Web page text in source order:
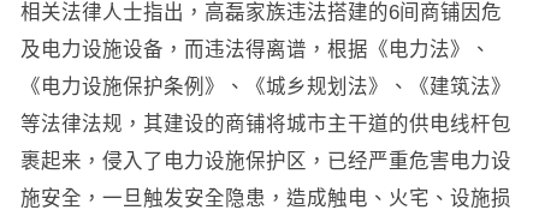
相关法律人士指出，高磊家族违法搭建的6间商铺因危
及电力设施设备，而违法得离谱，根据《电力法》、
《电力设施保护条例》、《城乡规划法》、《建筑法》
等法律法规，其建设的商铺将城市主干道的供电线杆包
裹起来，侵入了电力设施保护区，已经严重危害电力设
施安全，一旦触发安全隐患，造成触电、火宅、设施损